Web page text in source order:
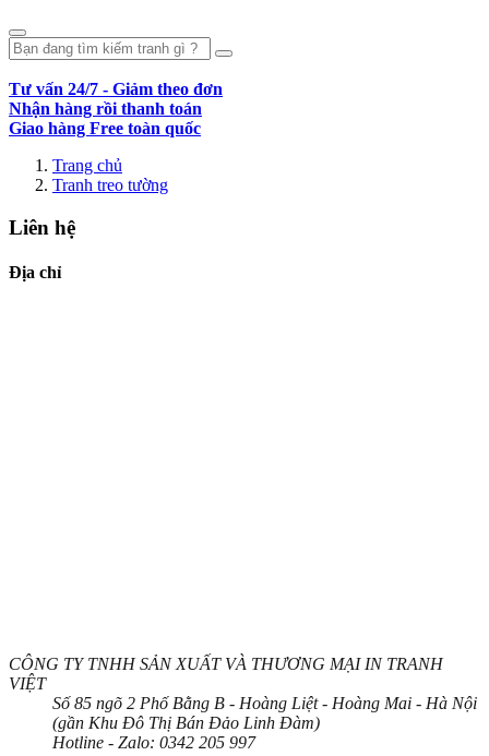
Tư vấn 24/7 - Giảm theo đơn
Nhận hàng rồi thanh toán
Giao hàng Free toàn quốc
Trang chủ
Tranh treo tường
Liên hệ
Địa chỉ
CÔNG TY TNHH SẢN XUẤT VÀ THƯƠNG MẠI IN TRANH
VIỆT
Số 85 ngõ 2 Phố Bằng B - Hoàng Liệt - Hoàng Mai - Hà Nội
(gần Khu Đô Thị Bán Đảo Linh Đàm)
Hotline - Zalo: 0342 205 997